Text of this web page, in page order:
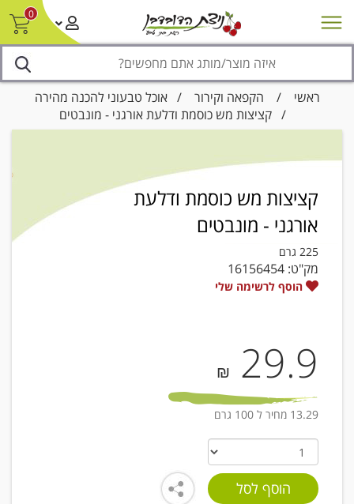
0
מבצעים סניפים צור קשר/ביטול הזמנה
ראשי / הקפאה וקירור /אוכל טבעוני להכנה מהירה
/ קציצות מש כוסמת ודלעת אורגני - מונבטים
קציצות מש כוסמת ודלעת
אורגני - מונבטים
225 גרם
מק"ט: 16156454
הוסף לרשימה שלי
29.9
₪
13.29 מחיר ל 100 גרם